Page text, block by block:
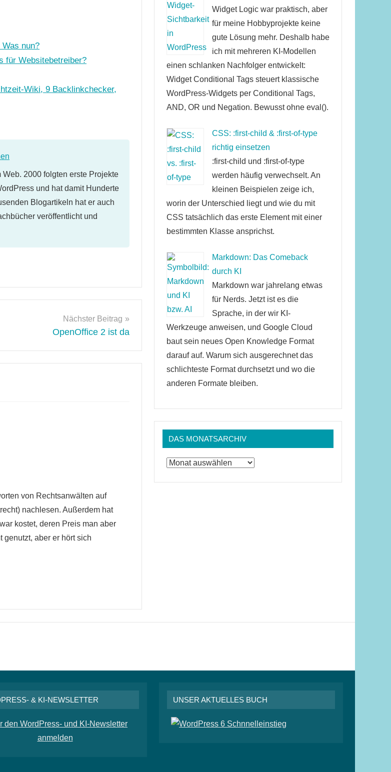
nun?
für Websitebetreiber?
Wiki, 9 Backlinkchecker,
2000 folgten erste Projekte
und hat damit Hunderte
Blogartikeln hat er auch
veröffentlicht und
Nächster Beitrag
OpenOffice 2 ist da
von Rechtsanwälten auf
nachlesen. Außerdem hat
kostet, deren Preis man aber
aber er hört sich
Widget Logic war praktisch, aber
für meine Hobbyprojekte keine
gute Lösung mehr. Deshalb habe
ich mit mehreren KI-Modellen
einen schlanken Nachfolger entwickelt:
Widget Conditional Tags steuert klassische
WordPress-Widgets per Conditional Tags,
AND, OR und Negation. Bewusst ohne eval().
CSS: :first-child & :first-of-type
richtig einsetzen
:first-child und :first-of-type
werden häufig verwechselt. An
kleinen Beispielen zeige ich,
worin der Unterschied liegt und wie du mit
CSS tatsächlich das erste Element mit einer
bestimmten Klasse ansprichst.
Markdown: Das Comeback
durch KI
Markdown war jahrelang etwas
für Nerds. Jetzt ist es die
Sprache, in der wir KI-
Werkzeuge anweisen, und Google Cloud
baut sein neues Open Knowledge Format
darauf auf. Warum sich ausgerechnet das
schlichteste Format durchsetzt und wo die
anderen Formate bleiben.
DAS MONATSARCHIV
Das
& KI-NEWSLETTER UNSER AKTUELLES BUCH